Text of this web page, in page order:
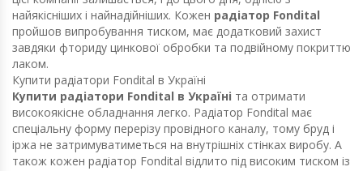
найякісніших і найнадійніших. Кожен радіатор Fondital
пройшов випробування тиском, має додатковий захист
завдяки фториду цинкової обробки та подвійному покриттю
лаком.
Купити радіатори Fondital в Україні
Купити радіатори Fondital в Україні та отримати
високоякісне обладнання легко. Радіатор Fondital має
спеціальну форму перерізу провідного каналу, тому бруд і
іржа не затримуватиметься на внутрішніх стінках виробу. А
також кожен радіатор Fondital відлито під високим тиском із